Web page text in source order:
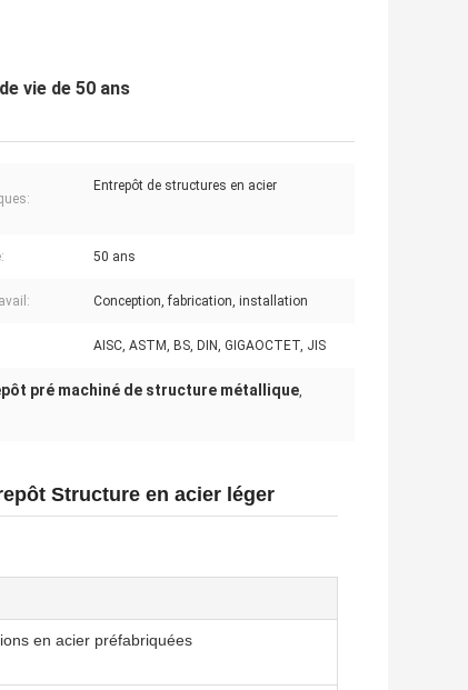
vie de 50 ans
Entrepôt de structures en acier
50 ans
Conception, fabrication, installation
AISC, ASTM, BS, DIN, GIGAOCTET, JIS
pré machiné de structure métallique,
Structure en acier léger
en acier préfabriquées